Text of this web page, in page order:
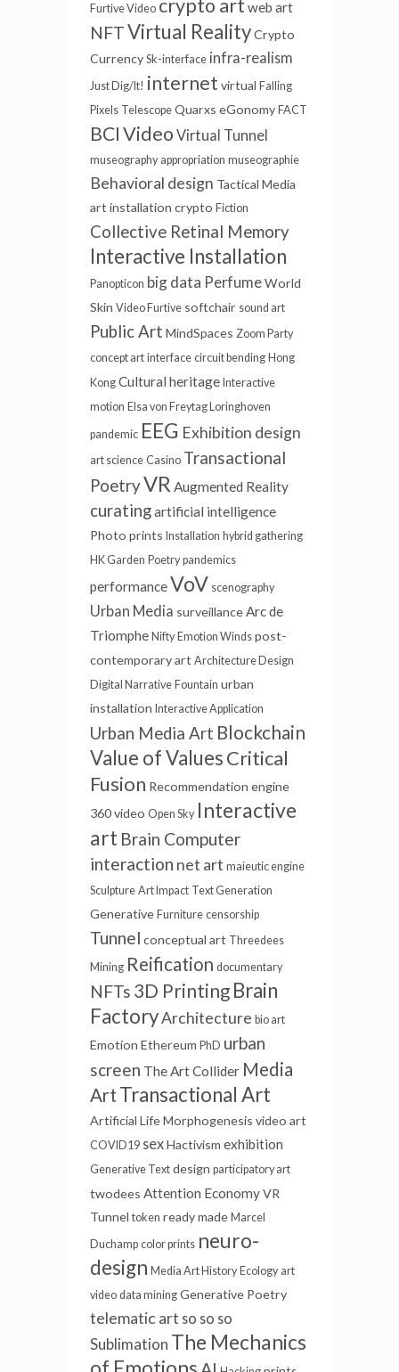
crypto art web art
NFT Virtual Reality Crypto
Currency
infra-realism
Just Dig/It! internet virtual
Falling
Telescope Quarxs eGonomy
BCI Video Virtual Tunnel
museography appropriation museographie
Behavioral design Tactical Media
art installation crypto
Collective Retinal Memory
Interactive Installation
Panopticon big data Perfume World
Skin
softchair
Public Art MindSpaces
Zoom Party
concept art
circuit bending
Hong
Kong Cultural heritage
Elsa von Freytag Loringhoven
pandemic EEG Exhibition design
Transactional
Poetry VRAugmented Reality
curatingartificial intelligence
Photo prints
hybrid gathering
Poetry pandemics
performance VoV scenography
Urban Media surveillance Arc de
Triomphe
Nifty
post-
contemporary art
Architecture Design
Digital Narrative
urban
installation
Interactive Application
Urban Media Art Blockchain
Value of ValuesCritical
Fusion Recommendation engine
360 video
Open Sky Interactive
art Brain Computer
interaction net art
maieutic engine
Sculpture
Art Impact
Generative censorship
Tunnel conceptual art
Mining Reification documentary
NFTs 3D Printing Brain
FactoryArchitecture
Emotion Ethereum
urban
screen The Art Collider Media
Art Transactional Art
Artificial Life Morphogenesis video art
sexHactivism exhibition
design participatory art
twodees Attention Economy VR
Tunnel
ready made
Duchamp
color prints
neuro-
design
Media Art History Ecology
data mining Generative Poetry
telematic art so so so
Sublimation The Mechanics